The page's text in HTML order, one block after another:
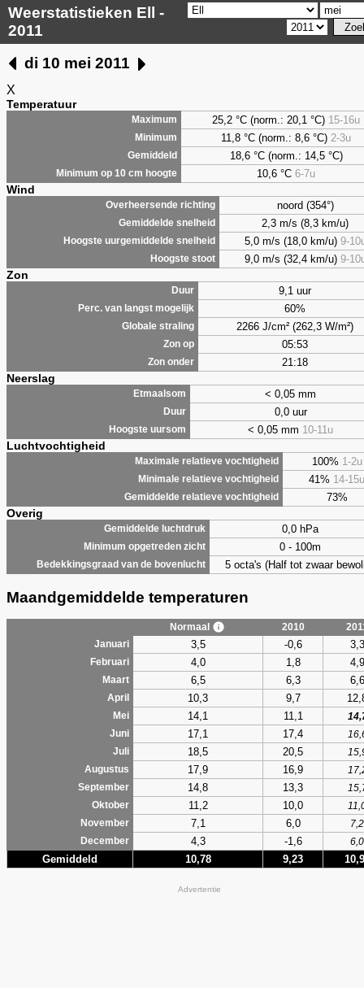
Weerstatistieken Ell -
2011
di 10 mei 2011
X
Temperatuur
Maximum 25,2 °C (norm.: 20,1 °C) 15-16u
Minimum 11,8 °C (norm.: 8,6 °C) 2-3u
Gemiddeld 18,6 °C (norm.: 14,5 °C)
Minimum op 10 cm hoogte 10,6 °C 6-7u
Wind
Overheersende richting noord (354°)
Gemiddelde snelheid 2,3 m/s (8,3 km/u)
Hoogste uurgemiddelde snelheid 5,0 m/s (18,0 km/u) 9-
Hoogste stoot 9,0 m/s (32,4 km/u) 9-
Zon
Duur 9,1 uur
Perc. van langst mogelijk 60%
Globale straling 2266 J/cm² (262,3 W/m²)
Zon op 05:53
Zon onder 21:18
Neerslag
Etmaalsom < 0,05 mm
Duur 0,0 uur
Hoogste uursom < 0,05 mm 10-11u
Luchtvochtigheid
Maximale relatieve vochtigheid 100% 1-2u
Minimale relatieve vochtigheid 41% 14-15u
Gemiddelde relatieve vochtigheid 73%
Overig
Gemiddelde luchtdruk 0,0 hPa
Minimum opgetreden zicht 0 - 100m
Bedekkingsgraad van de bovenlucht 5 octa's (Half tot zwaar
Maandgemiddelde temperaturen
Normaal 2010
Januari
3,5 -0,6 3,3
Februari 4,0 1,8 4,9
Maart 6,5 6,3 6,6
April 10,3 9,7
Mei 14,1 11,1
Juni
17,1 17,4
Juli
18,5 20,5
Augustus
17,9 16,9
September
14,8 13,3
Oktober
11,2 10,0
November
7,1 6,0
7,2
December
4,3 -1,6 6,0
Gemiddeld 10,78 9,23
Advertentie